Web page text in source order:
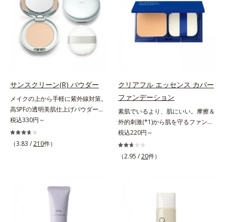
サンスクリーン(R) パウダー
メイクの上から手軽に紫外線対策。
高SPFの透明美肌仕上げパウダー。
メイクの上から手を汚さずに紫外線
対策ができるUVカットパウダーで
す。“素肌のようななめらかな軽
が同時にできるお役立ちアイテムで
す。毛穴や色ムラをカバーしながら
も、素肌のような透明美肌を叶える
税込330円～
（3.83 /210件）
クリアフル エッセンス カバー
ファンデーション
素肌でいるより、肌にいい。摩擦＆
外的刺激(*1)から肌を守るファンデ
ーション。肌荒れやニキビがある
と、ファンデーションを塗っていい
か悩むもの。とはいえ、素肌のまま
ファンデーションで守るのがベス
ト。「クリアフル エッセンス カバ
税込220円～
（2.95 /20件）